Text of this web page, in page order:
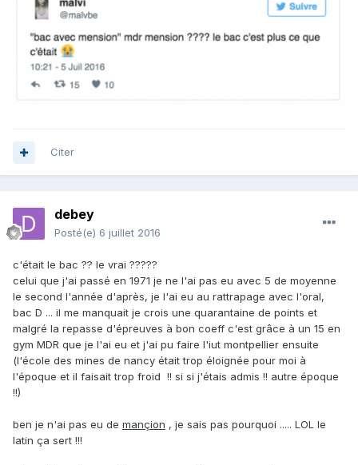
Citer
debey
Posté(e) 6 juillet 2016
c'était le bac ?? le vrai ?????
celui que j'ai passé en 1971 je ne l'ai pas eu avec 5 de moyenne
le second l'année d'après, je l'ai eu au rattrapage avec l'oral,
bac D ... il me manquait je crois une quarantaine de points et
malgré la repasse d'épreuves à bon coeff c'est grâce à un 15 en
gym MDR que je l'ai eu et j'ai pu faire l'iut montpellier ensuite
(l'école des mines de nancy était trop éloignée pour moi à
l'époque et il faisait trop froid !! si si j'étais admis !! autre époque
!!)
ben je n'ai pas eu de mançion , je sais pas pourquoi ..... LOL le
latin ça sert !!!